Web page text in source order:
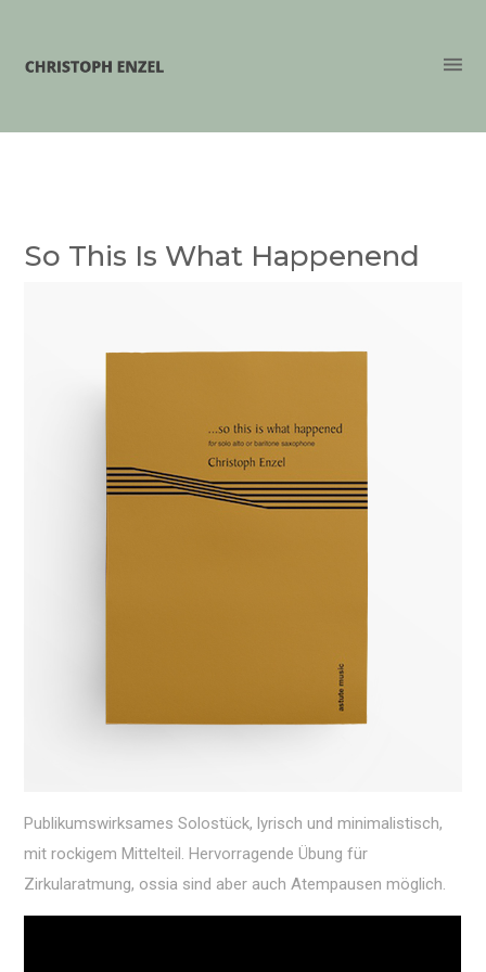
So This Is What Happenend
Publikumswirksames Solostück, lyrisch und minimalistisch,
mit rockigem Mittelteil. Hervorragende Übung für
Zirkularatmung, ossia sind aber auch Atempausen möglich.